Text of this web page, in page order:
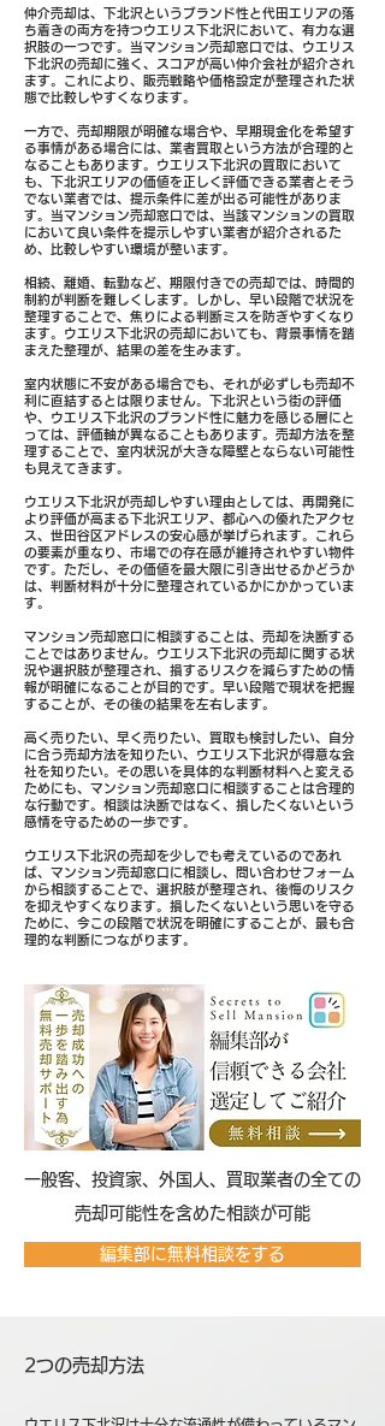
仲介売却は、下北沢というブランド性と代田エリアの落
ち着きの両方を持つウエリス下北沢において、有力な選
択肢の一つです。当マンション売却窓口では、ウエリス
下北沢の売却に強く、スコアが高い仲介会社が紹介され
ます。これにより、販売戦略や価格設定が整理された状
態で比較しやすくなります。
一方で、売却期限が明確な場合や、早期現金化を希望す
る事情がある場合には、業者買取という方法が合理的と
なることもあります。ウエリス下北沢の買取において
も、下北沢エリアの価値を正しく評価できる業者とそう
でない業者では、提示条件に差が出る可能性がありま
す。当マンション売却窓口では、当該マンションの買取
において良い条件を提示しやすい業者が紹介されるた
め、比較しやすい環境が整います。
相続、離婚、転勤など、期限付きでの売却では、時間的
制約が判断を難しくします。しかし、早い段階で状況を
整理することで、焦りによる判断ミスを防ぎやすくなり
ます。ウエリス下北沢の売却においても、背景事情を踏
まえた整理が、結果の差を生みます。
室内状態に不安がある場合でも、それが必ずしも売却不
利に直結するとは限りません。下北沢という街の評価
や、ウエリス下北沢のブランド性に魅力を感じる層にと
っては、評価軸が異なることもあります。売却方法を整
理することで、室内状況が大きな障壁とならない可能性
も見えてきます。
ウエリス下北沢が売却しやすい理由としては、再開発に
より評価が高まる下北沢エリア、都心への優れたアクセ
ス、世田谷区アドレスの安心感が挙げられます。これら
の要素が重なり、市場での存在感が維持されやすい物件
です。ただし、その価値を最大限に引き出せるかどうか
は、判断材料が十分に整理されているかにかかっていま
す。
マンション売却窓口に相談することは、売却を決断する
ことではありません。ウエリス下北沢の売却に関する状
況や選択肢が整理され、損するリスクを減らすための情
報が明確になることが目的です。早い段階で現状を把握
することが、その後の結果を左右します。
高く売りたい、早く売りたい、買取も検討したい、自分
に合う売却方法を知りたい、ウエリス下北沢が得意な会
社を知りたい。その思いを具体的な判断材料へと変える
ためにも、マンション売却窓口に相談することは合理的
な行動です。相談は決断ではなく、損したくないという
感情を守るための一歩です。
ウエリス下北沢の売却を少しでも考えているのであれ
ば、マンション売却窓口に相談し、問い合わせフォーム
から相談することで、選択肢が整理され、後悔のリスク
を抑えやすくなります。損したくないという思いを守る
ために、今この段階で状況を明確にすることが、最も合
理的な判断につながります。
​一般客、投資家、外国人、買取業者の全ての
売却可能性を含めた相談が可能
編集部に無料相談をする
2つの売却方法